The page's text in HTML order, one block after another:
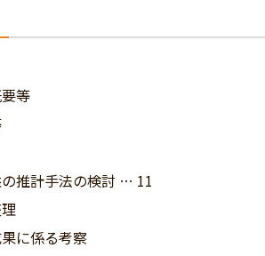
等
推計手法の検討 … 11
に係る考察